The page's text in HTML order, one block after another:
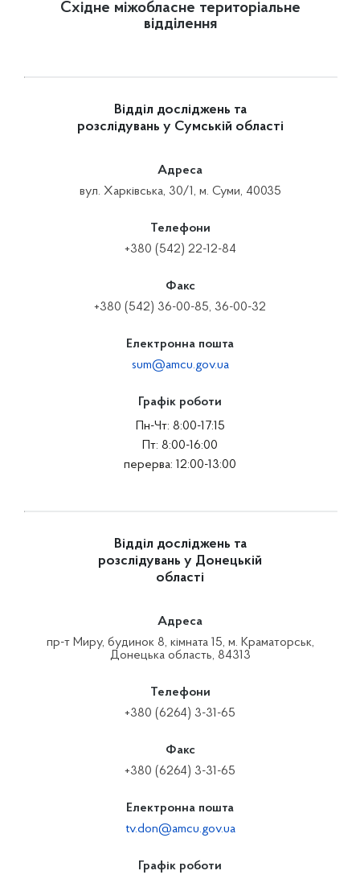
Східне міжобласне територіальне
відділення
Відділ досліджень та
розслідувань у Сумській області
Адреса
вул. Харківська, 30/1, м. Суми, 40035
Телефони
+380 (542) 22-12-84
Факс
+380 (542) 36-00-85, 36-00-32
Електронна пошта
sum@amcu.gov.ua
Графік роботи
Пн-Чт: 8:00-17:15
Пт: 8:00-16:00
перерва: 12:00-13:00
Відділ досліджень та
розслідувань у Донецькій
області
Адреса
пр-т Миру, будинок 8, кімната 15, м. Краматорськ,
Донецька область, 84313
Телефони
+380 (6264) 3-31-65
Факс
+380 (6264) 3-31-65
Електронна пошта
tv.don@amcu.gov.ua
Графік роботи